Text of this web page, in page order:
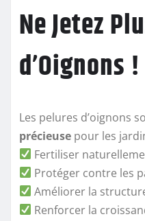
Ne Jetez
d’Oignons !
Les pelures d’oignons
précieuse pour les
Fertiliser
Protéger contre les
Améliorer la
Renforcer la